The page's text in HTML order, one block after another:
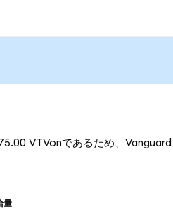
VTVonであるため、Vanguard
量